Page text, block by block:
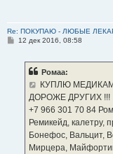
Re: ПОКУПАЮ - ЛЮБЫЕ
С12 дек 2016, 08:58
Ромаа:
КУПЛЮ
ДОРОЖЕ ДРУГИХ !!!
‪+7 966 301 70 84‬
Ремикейд, калетру,
Бонефос, Вальцит,
Мирцера,